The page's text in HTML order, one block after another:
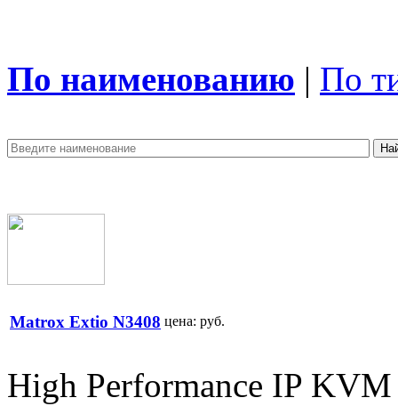
По наименованию | По
Matrox Extio N3408 цена: руб.
High Performance IP